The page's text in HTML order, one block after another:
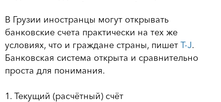
В Грузии иностранцы могут открывать
банковские счета практически на тех же
условиях, что и граждане страны, пишет T-J.
Банковская система открыта и сравнительно
проста для понимания.
1. Текущий (расчётный) счёт